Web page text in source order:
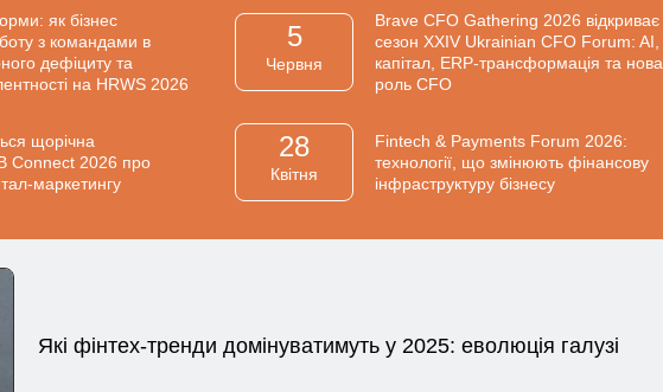
як бізнес
з командами в
дефіциту та
на HRWS 2026
5
Червня
Brave CFO Gathering 2026 відкриває
сезон XXIV Ukrainian CFO Forum: AI,
капітал, ERP-трансформація та нова
роль CFO
щорічна
Connect 2026 про
маркетингу
28
Квiтня
Fintech & Payments Forum 2026:
технології, що змінюють фінансову
інфраструктуру бізнесу
Які фінтех-тренди домінуватимуть у 2025: еволюція галузі